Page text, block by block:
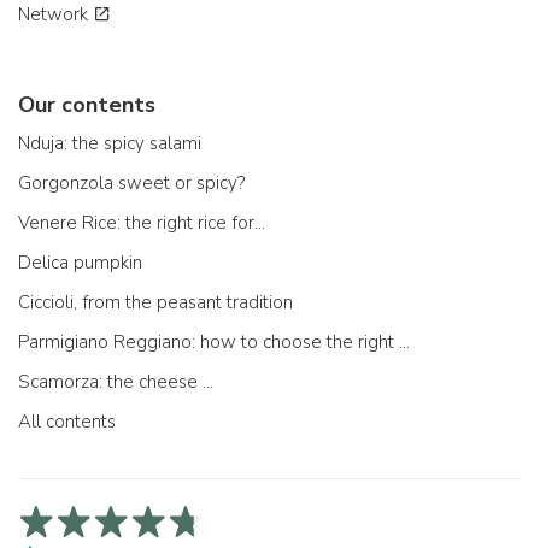
Network
Our contents
Nduja: the spicy salami
Gorgonzola sweet or spicy?
Venere Rice: the right rice for...
Delica pumpkin
Ciccioli, from the peasant tradition
Parmigiano Reggiano: how to choose the right one
Scamorza: the cheese ...
All contents